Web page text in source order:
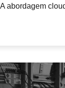
abordagem